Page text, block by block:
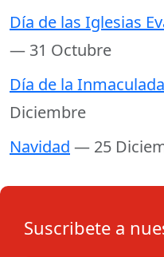
Día de las Iglesias
— 31 Octubre
Día de la
Diciembre
Navidad — 25
Suscribete a